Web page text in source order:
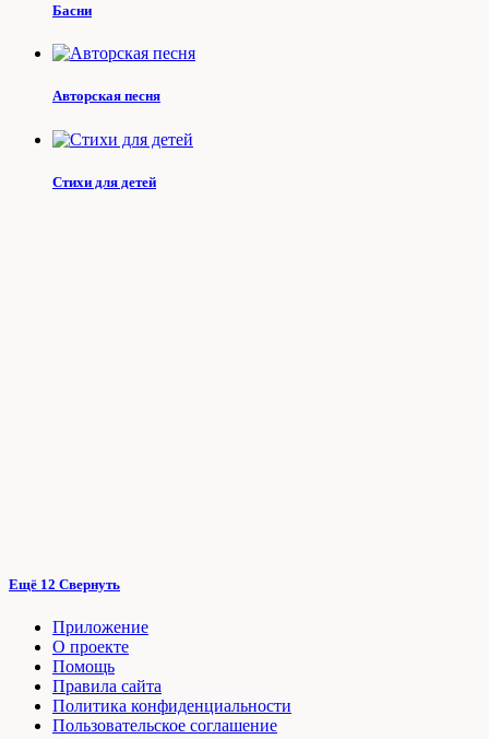
Басни
Авторская песня
Стихи для детей
Ещё 12 Свернуть
Приложение
О проекте
Помощь
Правила сайта
Политика конфиденциальности
Пользовательское соглашение